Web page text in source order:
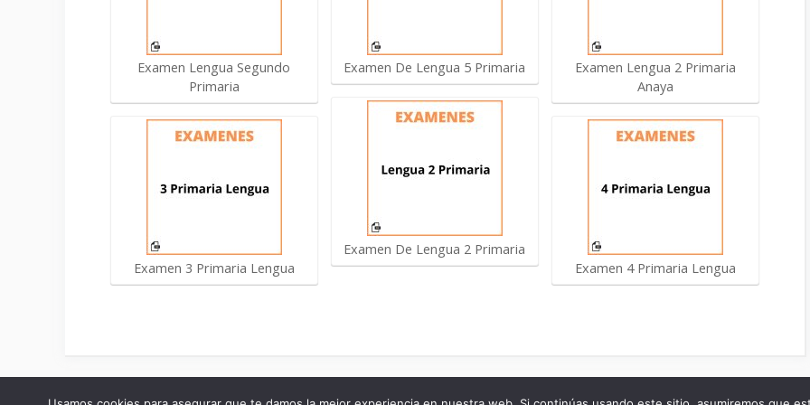
Examen Lengua Segundo
Primaria
Examen 3 Primaria Lengua
Examen De Lengua 5 Primaria
Examen De Lengua 2 Primaria
Examen Lengua 2 Primaria
Anaya
Examen 4 Primaria Lengua